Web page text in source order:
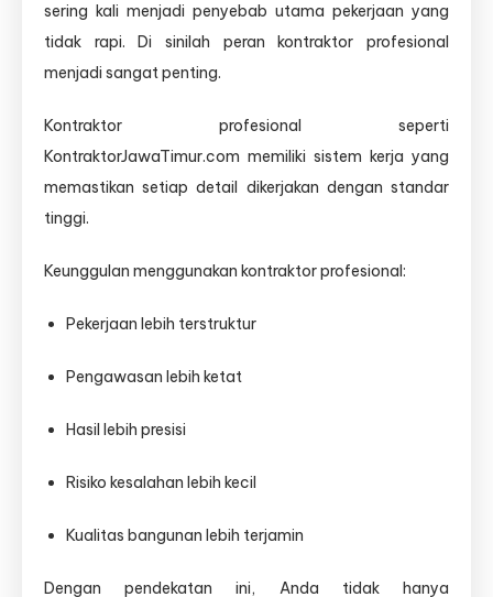
sering kali menjadi penyebab utama pekerjaan yang
tidak rapi. Di sinilah peran kontraktor profesional
menjadi sangat penting.
Kontraktor profesional seperti
KontraktorJawaTimur.com memiliki sistem kerja yang
memastikan setiap detail dikerjakan dengan standar
tinggi.
Keunggulan menggunakan kontraktor profesional:
Pekerjaan lebih terstruktur
Pengawasan lebih ketat
Hasil lebih presisi
Risiko kesalahan lebih kecil
Kualitas bangunan lebih terjamin
Dengan pendekatan ini, Anda tidak hanya